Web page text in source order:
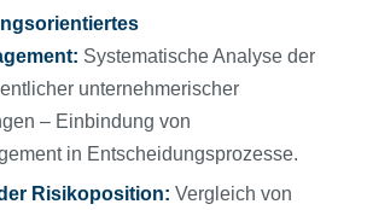
Systematische Analyse der
unternehmerischer
– Einbindung von
in Entscheidungsprozesse.
Risikoposition: Vergleich von